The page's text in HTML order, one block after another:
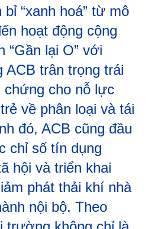
“xanh hoá” từ mô
hoạt động cộng
“Gần lại O” với
ACB trân trọng trái
chứng cho nỗ lực
về phân loại và tái
đó, ACB cũng đầu
chỉ số tín dụng
hội và triển khai
phát thải khí nhà
nội bộ. Theo